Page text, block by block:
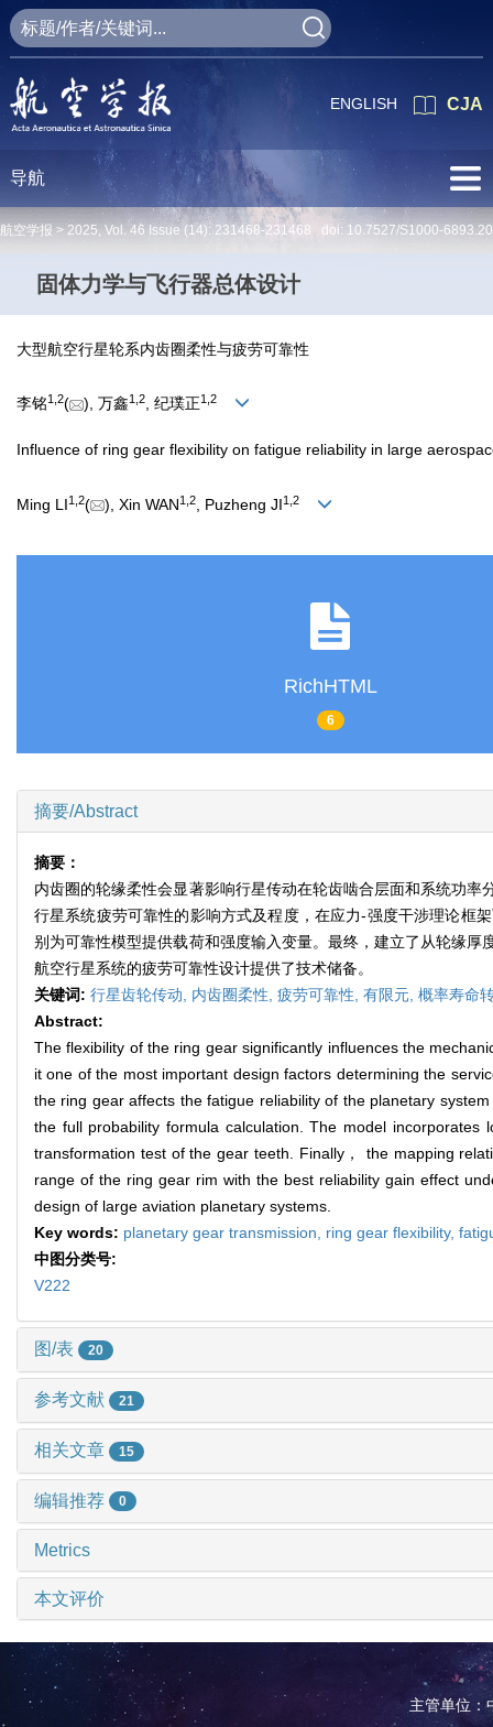
CJA
ENGLISH
导航
航空学报 > 2025, Vol. 46 Issue (14): 231468-231468 doi: 10.7527/S1000-
固体力学与飞行器总体设计
大型航空行星轮系内齿圈柔性与疲劳可靠性
李铭1 2( ), 万鑫1 2, 纪璞正1 2
Influence of ring gear flexibility on fatigue reliability in large
Ming LI1 2( ), Xin WAN1 2 , Puzheng JI1 2
RichHTML
6
摘要/Abstract
摘要：
内齿圈的轮缘柔性会显著影响行星传动在轮齿啮合层面和系统功
行星系统疲劳可靠性的影响方式及程度，在应力-强度干涉理论框
别为可靠性模型提供载荷和强度输入变量。最终，建立了从轮缘
航空行星系统的疲劳可靠性设计提供了技术储备。
关键词: 行星齿轮传动, 内齿圈柔性, 疲劳可靠性, 有限元, 概率寿命
Abstract:
The flexibility of the ring gear significantly influences the
it one of the most important design factors determining the
the ring gear affects the fatigue reliability of the planetary
the full probability formula calculation. The model
transformation test of the gear teeth. Finally， the mapping
range of the ring gear rim with the best reliability gain effect
design of large aviation planetary systems.
Key words: planetary gear transmission, ring gear flexibility,
中图分类号:
V222
图/表 20
参考文献 21
相关文章 15
编辑推荐 0
Metrics
本文评价
主管单位：